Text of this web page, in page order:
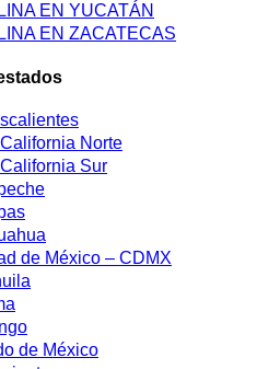
EN YUCATÁN
EN ZACATECAS
Norte
Sur
de México – CDMX
de México